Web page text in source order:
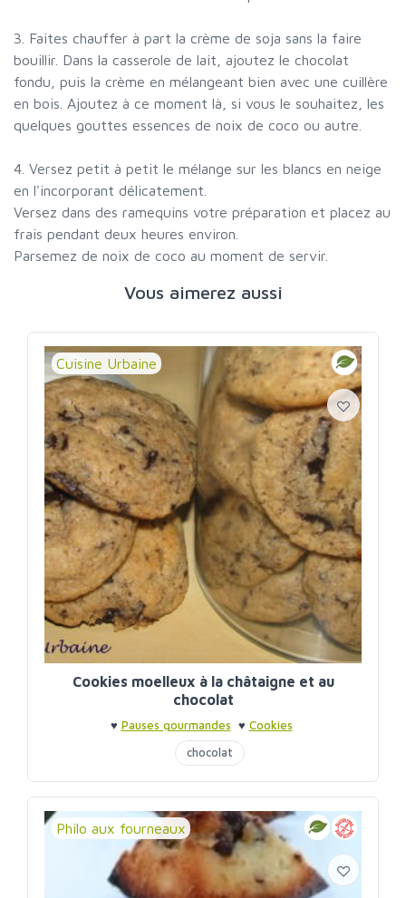
3. Faites chauffer à part la crème de soja sans la faire
bouillir. Dans la casserole de lait, ajoutez le chocolat
fondu, puis la crème en mélangeant bien avec une cuillère
en bois. Ajoutez à ce moment là, si vous le souhaitez, les
quelques gouttes essences de noix de coco ou autre.
4. Versez petit à petit le mélange sur les blancs en neige
en l'incorporant délicatement.
Versez dans des ramequins votre préparation et placez au
frais pendant deux heures environ.
Parsemez de noix de coco au moment de servir.
Vous aimerez aussi
Cuisine Urbaine
Cookies moelleux à la châtaigne et au
chocolat
♥ Pauses gourmandes ♥ Cookies
chocolat
Philo aux fourneaux